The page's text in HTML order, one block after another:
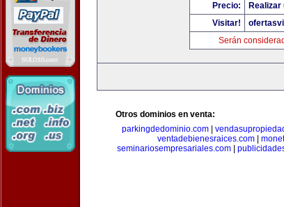
Precio:
Realizar
Visitar!
Serán
Otros dominios en venta:
parkingdedominio.com|
ventadebienesraices.com
seminariosempresariales.com|